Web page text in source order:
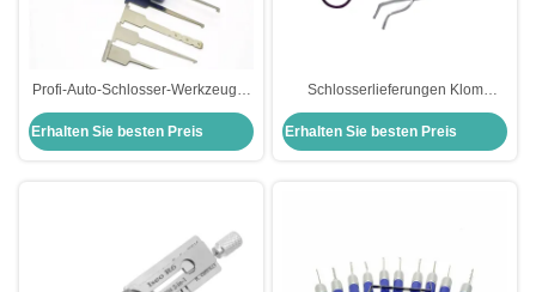
Profi-Auto-Schlosser-Werkzeuge-
Set 6 Stück manuelle Werkzeuge
zum Entsperren von Schlössern
Pick Set
Erhalten Sie besten Preis
Schlosserlieferungen Klom
Schloss Pick Set Vierte
Generation Edelstahl-Fasern
Werkzeug Set
Erhalten Sie besten Preis